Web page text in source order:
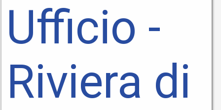
Ufficio -
Riviera di